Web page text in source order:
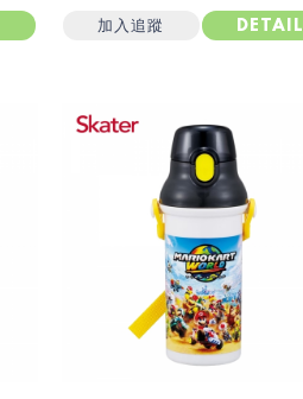
加入追蹤 DETAIL